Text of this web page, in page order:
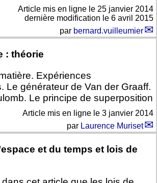
Article mis en ligne le 25 janvier 2014
dernière modification le 6 avril 2015
par bernard.vuilleumier
: théorie
Expériences
Le générateur de Van der Graaff.
Le principe de superposition
Article mis en ligne le 3 janvier 2014
par Laurence Muriset
et du temps et lois de